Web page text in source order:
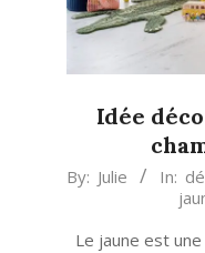
Idée
2023-
30
By: Julie In:
Le jaune est